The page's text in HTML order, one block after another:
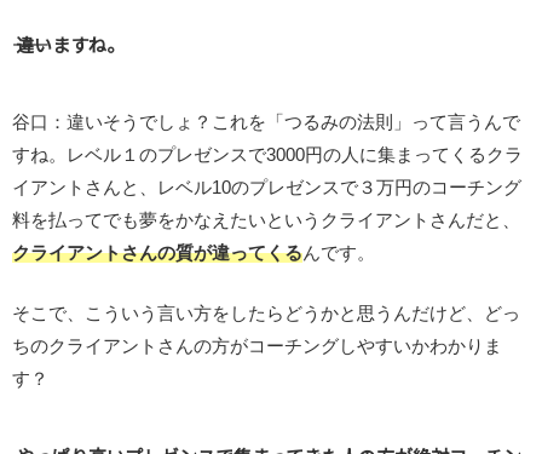
―― 違いますね。
谷口：違いそうでしょ？これを「つるみの法則」って言うんで
すね。レベル１のプレゼンスで3000円の人に集まってくるクラ
イアントさんと、レベル10のプレゼンスで３万円のコーチング
料を払ってでも夢をかなえたいというクライアントさんだと、
クライアントさんの質が違ってくるんです。
そこで、こういう言い方をしたらどうかと思うんだけど、どっ
ちのクライアントさんの方がコーチングしやすいかわかりま
す？